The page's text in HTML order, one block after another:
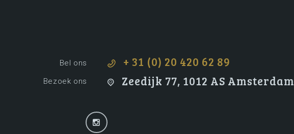
+ 31 (0) 20 420 62 89
Zeedijk 77, 1012 AS Amsterdam
Bel ons
Bezoek ons